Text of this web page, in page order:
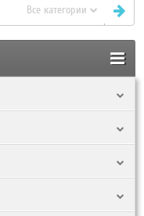
Все категории